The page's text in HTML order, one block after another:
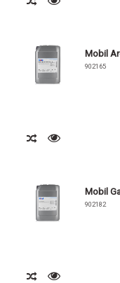
Mobil
902165
Mobil
902182